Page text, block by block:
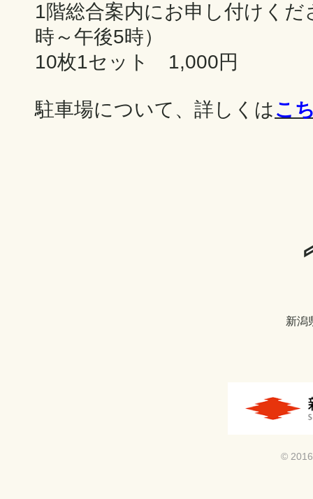
1階総合案内にお申し付けく
時～午後5時）
10枚1セット 1,000円
駐車場について、詳しくはこ
新潟
©